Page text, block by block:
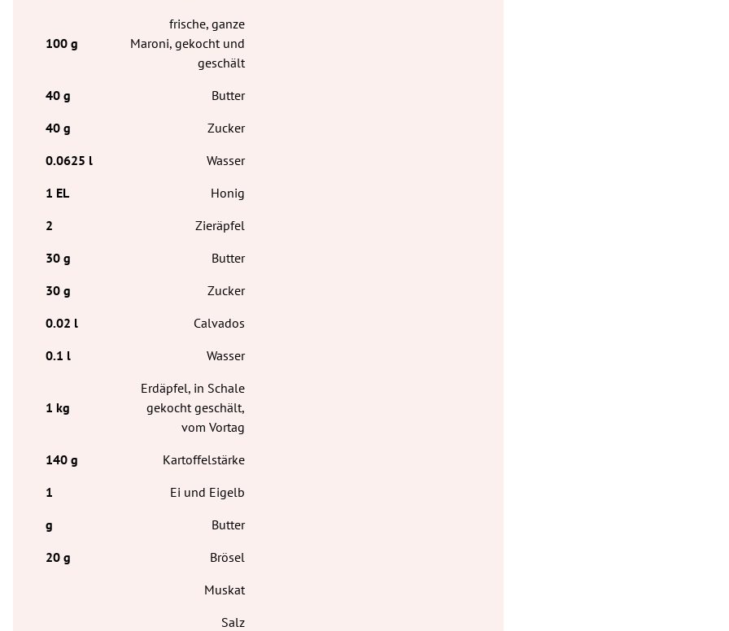
frische, ganze
Maroni, gekocht und
geschält
Butter
Zucker
Wasser
Honig
Zieräpfel
Butter
Zucker
Calvados
Wasser
Erdäpfel, in Schale
gekocht geschält,
vom Vortag
Kartoffelstärke
Ei und Eigelb
Butter
Brösel
Muskat
Salz